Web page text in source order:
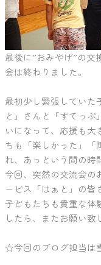
最後に”おみやげ”の交
会は終わりました。
最初少し緊張していた
と」さんと「すてっ
いになって、応援も大
ちも「楽しかった」「
れ、あっという間の時
今回、突然の交流会の
ービス「はぁと」の皆
子どもたちも貴重な体
したら、またお願い致
☆今回のブログ担当は